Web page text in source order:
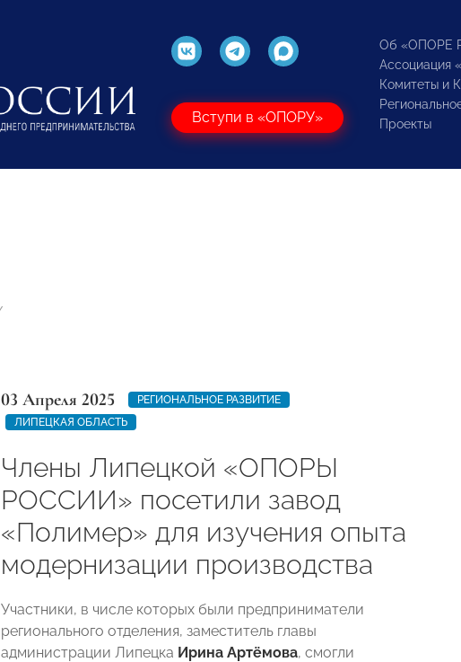
Вступи в «ОПОРУ»
Об «ОПОРЕ
Ассоциация
Комитеты и
Проекты
03 Апреля 2025
РЕГИОНАЛЬНОЕ РАЗВИТИЕ
ЛИПЕЦКАЯ ОБЛАСТЬ
Члены Липецкой «ОПОРЫ
РОССИИ» посетили завод
«Полимер» для изучения опыта
модернизации производства
Участники, в числе которых были предприниматели
регионального отделения, заместитель главы
администрации Липецка Ирина Артёмова, смогли